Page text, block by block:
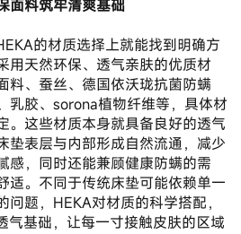
面料筑牢清爽基础
的材质选择上就能找到明确方
用天然环保、透气亲肤的优质材
料、蚕丝、德国依沃珑抗菌防螨
乳胶、sorona植物纤维等，具体材
。这些材质本身就具备良好的透气
垫表层与内部形成自然流通，减少
感，同时还能兼顾健康防螨的需
适。不同于传统床垫可能依赖单一
题，HEKA对材质的科学搭配，
气基础，让每一寸接触皮肤的区域